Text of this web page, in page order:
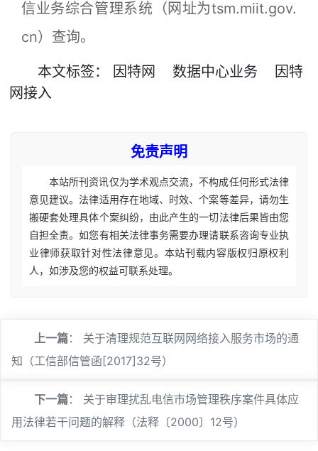
信业务综合管理系统（网址为tsm.miit.gov.
cn）查询。
本文标签： 因特网 数据中心业务
因特
网接入
免责声明
本站所刊资讯仅为学术观点交流，不构成任何形式法律
意见建议。法律适用存在地域、时效、个案等差异，请勿生
搬硬套处理具体个案纠纷，由此产生的一切法律后果皆由您
自担全责。如您有相关法律事务需要办理请联系咨询专业执
业律师获取针对性法律意见。本站刊载内容版权归原权利
人，如涉及您的权益可联系处理。
上一篇： 关于清理规范互联网网络接入服务市场的通
知（工信部信管函[2017]32号）
下一篇： 关于审理扰乱电信市场管理秩序案件具体应
用法律若干问题的解释（法释〔2000〕12号）